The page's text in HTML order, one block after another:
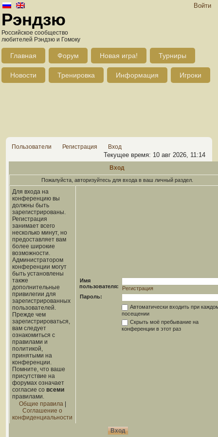
Войти
Рэндзю
Российское сообщество
любителей Рэндзю и Гомоку
Главная Форум Новая игра! Турниры
Новости Тренировка Информация Игроки
Пользователи Регистрация Вход
Текущее время: 10 авг 2026, 11:14
Вход
Пожалуйста, авторизуйтесь для входа в ваш личный раздел.
Для входа на
конференцию вы
должны быть
зарегистрированы.
Регистрация
занимает всего
несколько минут, но
предоставляет вам
более широкие
возможности.
Администратором
конференции могут
быть установлены
также
дополнительные
привилегии для
зарегистрированных
пользователей.
Прежде чем
зарегистрироваться,
вам следует
ознакомиться с
правилами и
политикой,
принятыми на
конференции.
Помните, что ваше
присутствие на
форумах означает
согласие со всеми
правилами.
Общие правила|
Соглашение о
конфиденциальности
Имя
пользователя:
Регистрация
Пароль:
Автоматически входить при
посещении
Скрыть моё пребывание на
конференции в этот раз